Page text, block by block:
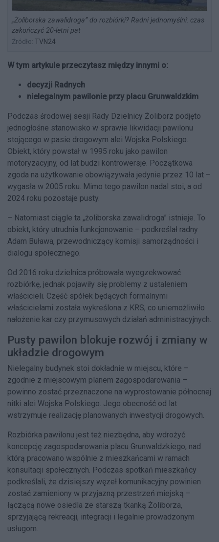
„Żoliborska zawalidroga” do rozbiórki? Radni jednomyślni: czas
zakończyć 20-letni pat
Źródło: TVN24
W tym artykule przeczytasz między innymi o:
decyzji Radnych
nielegalnym pawilonie przy placu Grunwaldzkim
Podczas środowej sesji Rady Dzielnicy Żoliborz podjęto
jednogłośne stanowisko w sprawie likwidacji pawilonu
stojącego w pasie drogowym alei Wojska Polskiego.
Obiekt, który powstał w 1995 roku jako pawilon
motoryzacyjny, od lat budzi kontrowersje. Początkowa
zgoda na użytkowanie obowiązywała jedynie przez 10 lat –
wygasła w 2005 roku. Mimo tego pawilon nadal stoi, a od
2024 roku pozostaje pusty.
– Natomiast ciągle ta „żoliborska zawalidroga” istnieje. To
obiekt, który utrudnia funkcjonowanie – podkreślał radny
Adam Buława, przewodniczący komisji samorządności i
dialogu społecznego.
Od 2016 roku dzielnica próbowała wyegzekwować
rozbiórkę, jednak pojawiły się problemy z ustaleniem
właścicieli. Część spółek będących formalnymi
właścicielami została wykreślona z KRS, co uniemożliwiło
nałożenie kar czy przymusowych działań administracyjnych.
Pusty pawilon blokuje rozwój i zmiany w
układzie drogowym
Nielegalny budynek stoi dokładnie w miejscu, które –
zgodnie z miejscowym planem zagospodarowania –
powinno zostać przeznaczone na wyprostowanie północnej
nitki alei Wojska Polskiego. Jego obecność od lat
wstrzymuje realizację planowanych inwestycji drogowych.
Rozbiórka pawilonu jest też niezbędna, aby wdrożyć
koncepcję zagospodarowania placu Grunwaldzkiego, nad
którą pracowano wspólnie z mieszkańcami w ramach
konsultacji społecznych. Podczas spotkań mieszkańcy
podkreślali, że dzisiejszy węzeł komunikacyjny powinien
zostać zamieniony w przyjazną przestrzeń miejską –
łączącą nowe osiedla ze starszą tkanką Żoliborza,
sprzyjającą rekreacji, integracji i legalnie prowadzonym
usługom.